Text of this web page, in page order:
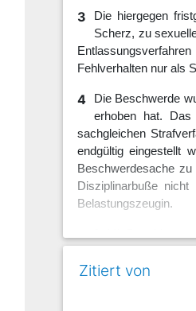
3
Die hiergegen
Scherz, zu
Fehlverhalten nur als
4
Die Beschwerde
erhoben hat. Das
sachgleichen
endgültig eingestellt
Beschwerdesache
Disziplinarbuße
Belastungszeugin.
5
Disziplinarbuße auf
der von dem
Zitiert von